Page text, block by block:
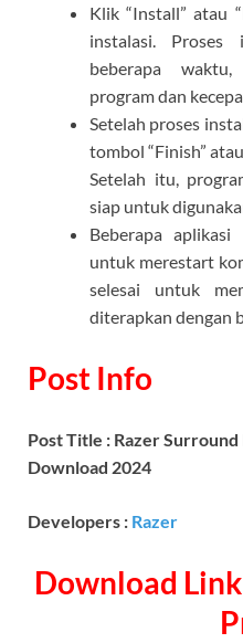
Klik “Install” atau
instalasi. Proses
beberapa
program dan
Setelah proses
tombol “Finish”
Setelah itu,
siap untuk
Beberapa
untuk merestart
selesai untuk
diterapkan dengan
Post Info
Post Title : Razer
Download 2024
Developers : Razer
Download